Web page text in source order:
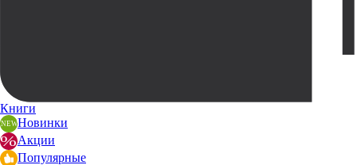
Книги
Новинки
Акции
Популярные